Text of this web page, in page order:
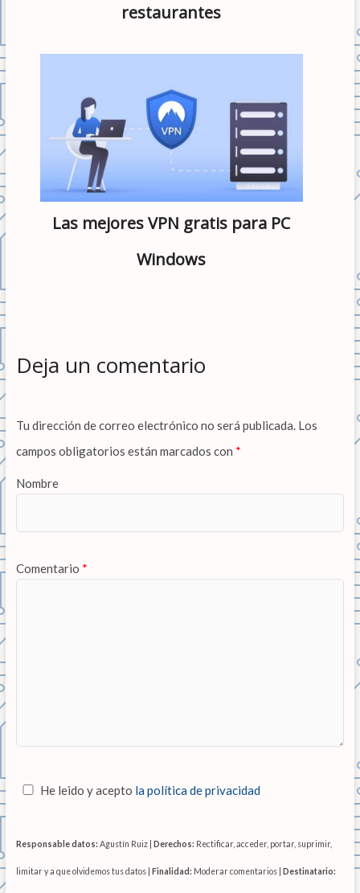
restaurantes
Las mejores VPN gratis para PC
Windows
Deja un comentario
Tu dirección de correo electrónico no será publicada. Los
campos obligatorios están marcados con *
Nombre
Comentario *
He leido y acepto la política de privacidad
Responsable datos: Agustín Ruiz | Derechos: Rectificar, acceder, portar, suprimir,
limitar y a que olvidemos tus datos | Finalidad: Moderar comentarios | Destinatario: